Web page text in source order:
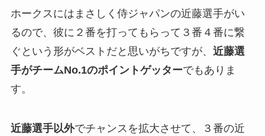
ホークスにはまさしく侍ジャパンの近藤選手がい
るので、彼に２番を打ってもらって３番４番に繋
ぐという形がベストだと思いがちですが、 近藤選
手がチームNo.1のポイントゲッターでもありま
す。
近藤選手以外でチャンスを拡大させて、３番の近